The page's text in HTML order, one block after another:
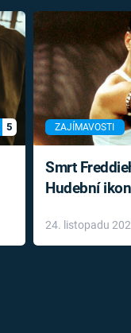
5 ZAJÍMAVOSTI
Smrt
Hudební
léky
24. listopadu